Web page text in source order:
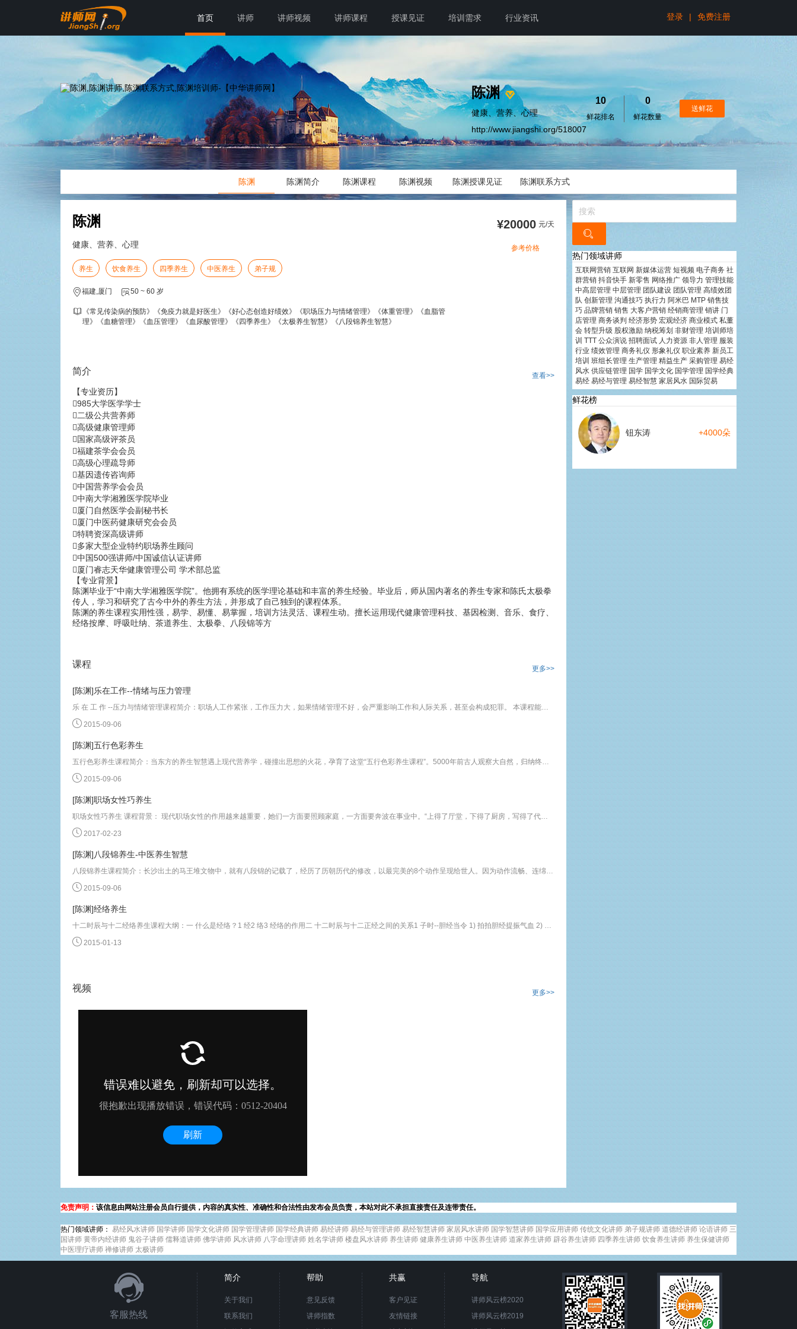
首页 讲师 讲师视频 讲师课程 授课见证 培训需求 行业资讯 登录 | 免费注册
陈渊
健康、营养、心理
http://www.jiangshi.org/518007
10
鲜花排名
0
鲜花数量
送鲜花
陈渊 陈渊简介 陈渊课程 陈渊视频 陈渊授课见证 陈渊联系方式
陈渊
健康、营养、心理
养生 饮食养生 四季养生 中医养生 弟子规
福建,厦门 50 ~ 60 岁
《常见传染病的预防》《免疫力就是好医生》《好心态创造好绩效》《职场压力与情绪管理》《体重管理》《血脂管
理》《血糖管理》《血压管理》《血尿酸管理》《四季养生》《太极养生智慧》《八段锦养生智慧》
¥20000 元/天
参考价格
简介 查看>>
【专业资历】
985大学医学学士
二级公共营养师
高级健康管理师
国家高级评茶员
福建茶学会会员
高级心理疏导师
基因遗传咨询师
中国营养学会会员
中南大学湘雅医学院毕业
厦门自然医学会副秘书长
厦门中医药健康研究会会员
特聘资深高级讲师
多家大型企业特约职场养生顾问
中国500强讲师/中国诚信认证讲师
厦门睿志天华健康管理公司 学术部总监
【专业背景】
陈渊毕业于“中南大学湘雅医学院”。他拥有系统的医学理论基础和丰富的养生经验。毕业后，师从国内著名的养生专家和陈氏太极拳
传人，学习和研究了古今中外的养生方法，并形成了自己独到的课程体系。
陈渊的养生课程实用性强，易学、易懂、易掌握，培训方法灵活、课程生动。擅长运用现代健康管理科技、基因检测、音乐、食疗、
经络按摩、呼吸吐纳、茶道养生、太极拳、八段锦等方
课程 更多>>
[陈渊]乐在工作--情绪与压力管理
乐 在 工 作 --压力与情绪管理课程简介：职场人工作紧张，工作压力大，如果情绪管理不好，会严重影响工作和人际关系，甚至会构成犯罪。 本课程能够帮助学员建立有效的减压系统，舒缓自己的压力，放松自己的身心，创造平静愉悦的情绪，提升“职场幸福力”。课程对象：职场人士标准课时： 3小时课程大纲：一 测测你的压力二 正确解读工作压力三 组建自己的减压系统1各种减压的方式2放松练习 3 减压的食物四 人类的
2015-09-06
[陈渊]五行色彩养生
五行色彩养生课程简介：当东方的养生智慧遇上现代营养学，碰撞出思想的火花，孕育了这堂“五行色彩养生课程”。5000年前古人观察大自然，归纳终结出五种基本的物质，称之为五行。现代营养学发现，不同颜色的食物有着不同的营养素或植物色素。这些色素分别滋养着我们不同的脏腑…...课程对象：爱好美食的人标准课时： 3小时课程大纲：一 东方五行学说 1五行是什么2 五脏与五行3 五脏与六腑4 五季与五行5 五色与
2015-09-06
[陈渊]职场女性巧养生
职场女性巧养生 课程背景： 现代职场女性的作用越来越重要，她们一方面要照顾家庭，一方面要奔波在事业中。“上得了厅堂，下得了厨房，写得了代码，查得出异常，杀得了木马，翻得了围墙，开得起好车，买得起新房，斗得过二奶，打得过流氓”成了职场女性的写照。 因为压力、三餐不规律，长期面对电脑等等原因，导致女性出现皮肤问题，内分泌失调，贫血，精力不足等现状，严重影响职业女性的健康，对公司的成长也造成一定隐患。
2017-02-23
[陈渊]八段锦养生-中医养生智慧
八段锦养生课程简介：长沙出土的马王堆文物中，就有八段锦的记载了，经历了历朝历代的修改，以最完美的8个动作呈现给世人。因为动作流畅、连绵不绝好像绸缎一样优美，因此称之为“八段锦”。这堂课除了手把手教会大家“八段锦”外，还会精讲其中每个动作蕴含的意义，每个动作锻炼的穴位，锻炼的脏腑，如同一场中医文化的小总结。课程对象：所有追求健康的人士标准课时： 3小时课程大纲：一 八段锦练习的24字口诀 柔和缓慢、
2015-09-06
[陈渊]经络养生
十二时辰与十二经络养生课程大纲：一 什么是经络？1 经2 络3 经络的作用二 十二时辰与十二正经之间的关系1 子时--胆经当令 1) 拍拍胆经提振气血 2) 缓解眼角皱纹的神奇穴位2 丑时--肝经当令 1) 养肝之法 2) 疏肝理气之穴位3 寅时--肺经当令 1)养肺之法 2)提振气息之穴4 卯时--大肠经当令5 辰时--胃经当令 1)拍拍胃经能美容6 巳时--脾经当令7 午时--心经当令 1)养
2015-01-13
视频 更多>>
热门领域讲师
互联网营销 互联网 新媒体运营 短视频 电子商务 社
群营销 抖音快手 新零售 网络推广 领导力 管理技能
中高层管理 中层管理 团队建设 团队管理 高绩效团
队 创新管理 沟通技巧 执行力 阿米巴 MTP 销售技
巧 品牌营销 销售 大客户营销 经销商管理 销讲 门
店管理 商务谈判 经济形势 宏观经济 商业模式 私董
会 转型升级 股权激励 纳税筹划 非财管理 培训师培
训 TTT 公众演说 招聘面试 人力资源 非人管理 服装
行业 绩效管理 商务礼仪 形象礼仪 职业素养 新员工
培训 班组长管理 生产管理 精益生产 采购管理 易经
风水 供应链管理 国学 国学文化 国学管理 国学经典
易经 易经与管理 易经智慧 家居风水 国际贸易
鲜花榜
钮东涛 +4000朵
免责声明： 该信息由网站注册会员自行提供，内容的真实性、准确性和合法性由发布会员负责，本站对此不承担直接责任及连带责任。
热门领域讲师： 易经风水讲师 国学讲师 国学文化讲师 国学管理讲师 国学经典讲师 易经讲师 易经与管理讲师 易经智慧讲师 家居风水讲师 国学智慧讲师 国学应用讲师 传统文化讲师 弟子规讲师 道德经讲师 论语讲师 三
国讲师 黄帝内经讲师 鬼谷子讲师 儒释道讲师 佛学讲师 风水讲师 八字命理讲师 姓名学讲师 楼盘风水讲师 养生讲师 健康养生讲师 中医养生讲师 道家养生讲师 辟谷养生讲师 四季养生讲师 饮食养生讲师 养生保健讲师
中医理疗讲师 禅修讲师 太极讲师
客服热线
简介
关于我们
联系我们
帮助
意见反馈
讲师指数
共赢
客户见证
友情链接
导航
讲师风云榜2020
讲师风云榜2019